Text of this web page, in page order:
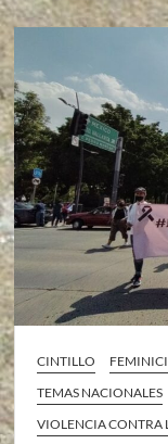
CINTILLO
TEMAS NACIONALES
VIOLENCIA CONTRA